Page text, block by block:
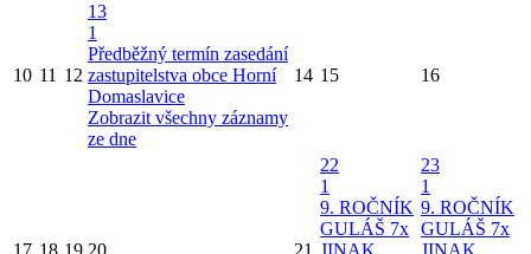
10 11 12
13
1
Předběžný termín zasedání
zastupitelstva obce Horní
Domaslavice
Zobrazit všechny záznamy
ze dne
14 15 16
22
1
9. ROČNÍK
GULÁŠ 7x
23
1
9. ROČNÍK
GULÁŠ 7x